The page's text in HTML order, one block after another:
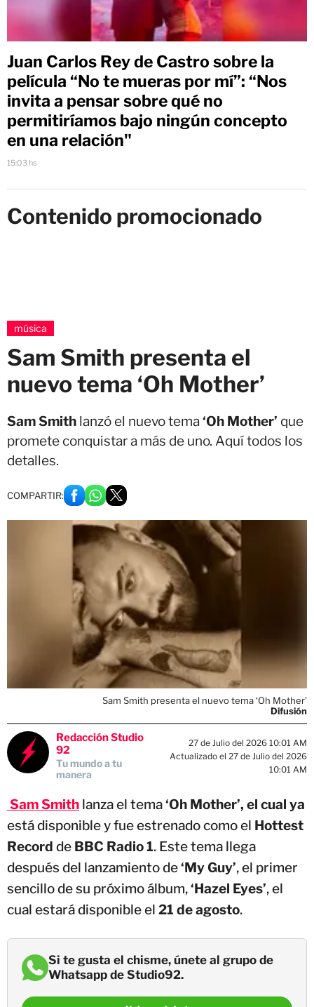
Juan Carlos Rey de Castro sobre la
película “No te mueras por mí”: “Nos
invita a pensar sobre qué no
permitiríamos bajo ningún concepto
en una relación"
15:03 hs
Contenido promocionado
música
Sam Smith presenta el
nuevo tema ‘Oh Mother’
Sam Smith lanzó el nuevo tema ‘Oh Mother’ que
promete conquistar a más de uno. Aquí todos los
detalles.
COMPARTIR:
Sam Smith presenta el nuevo tema ‘Oh Mother’
Difusión
Redacción Studio
92
Tu mundo a tu
manera
27 de Julio del 2026 10:01 AM
Actualizado el 27 de Julio del 2026
10:01 AM
Sam Smith lanza el tema‘Oh Mother’, el cual ya
está disponible y fue estrenado como el Hottest
Record de BBC Radio 1. Este tema llega
después del lanzamiento de‘My Guy’, el primer
sencillo de su próximo álbum,‘Hazel Eyes’, el
cual estará disponible el 21 de agosto.
Si te gusta el chisme, únete al grupo de
Whatsapp de Studio92.